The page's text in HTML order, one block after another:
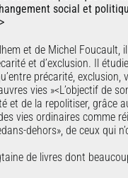
social et
et de Michel Foucault,
et d’exclusion. Il
précarité, exclusion,
vies »<L’objectif de
et de la repolitiser, grâce
vies ordinaires comme
dehors», de ceux qui
de livres dont